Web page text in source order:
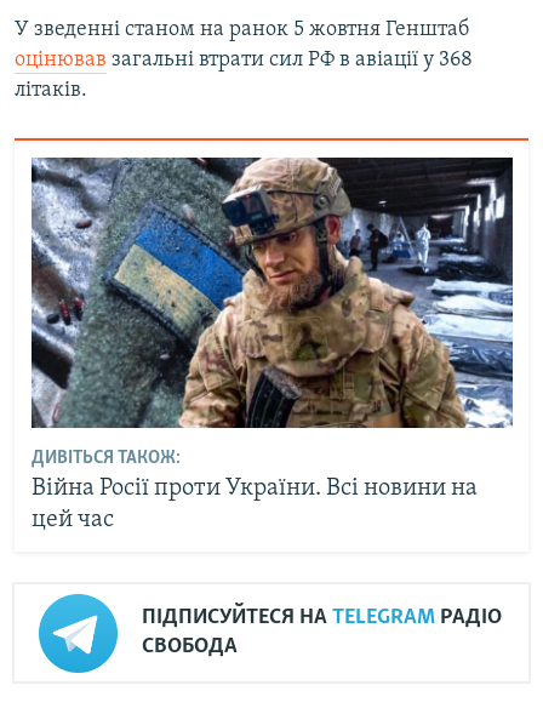
У зведенні станом на ранок 5 жовтня Генштаб
оцінював загальні втрати сил РФ в авіації у 368
літаків.
ДИВІТЬСЯ ТАКОЖ:
Війна Росії проти України. Всі новини на
цей час
ПІДПИСУЙТЕСЯ НА TELEGRAM РАДІО
СВОБОДА